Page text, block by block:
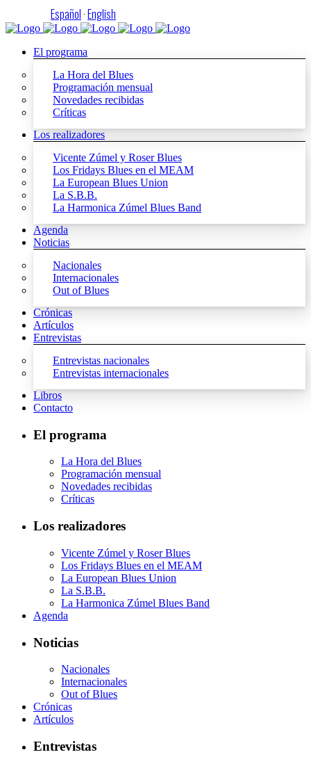
Español·English
El programa
La Hora del Blues
Programación mensual
Novedades recibidas
Críticas
Los realizadores
Vicente Zúmel y Roser Blues
Los Fridays Blues en el MEAM
La European Blues Union
La S.B.B.
La Harmonica Zúmel Blues Band
Agenda
Noticias
Nacionales
Internacionales
Out of Blues
Crónicas
Artículos
Entrevistas
Entrevistas nacionales
Entrevistas internacionales
Libros
Contacto
El programa
La Hora del Blues
Programación mensual
Novedades recibidas
Críticas
Los realizadores
Vicente Zúmel y Roser Blues
Los Fridays Blues en el MEAM
La European Blues Union
La S.B.B.
La Harmonica Zúmel Blues Band
Agenda
Noticias
Nacionales
Internacionales
Out of Blues
Crónicas
Artículos
Entrevistas